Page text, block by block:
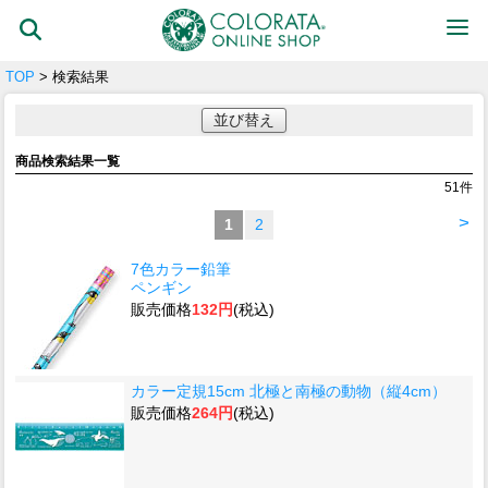
TOP > 検索結果
並び替え
商品検索結果一覧
51件
>
1 2
7色カラー鉛筆
ペンギン
販売価格132円(税込)
カラー定規15cm 北極と南極の動物（縦4cm）
販売価格264円(税込)